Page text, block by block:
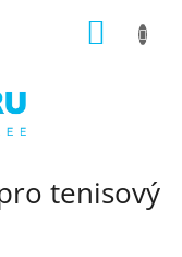
tenisový